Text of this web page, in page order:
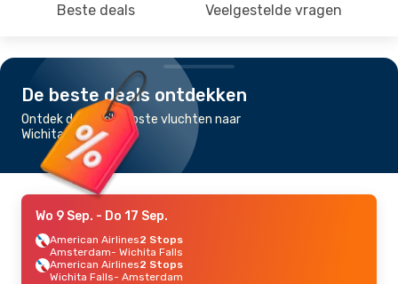
Beste deals Veelgestelde vragen
De beste deals ontdekken
Ontdek de goedkoopste vluchten naar
Wichita Falls
Wo 9 Sep. - Do 17 Sep.
American Airlines2 Stops
Amsterdam- Wichita Falls
American Airlines2 Stops
Wichita Falls- Amsterdam